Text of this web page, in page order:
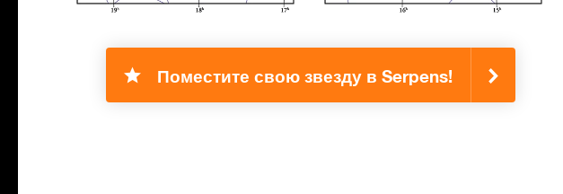
Поместите свою звезду в Serpens!